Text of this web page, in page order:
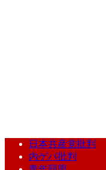
日本共産党批判
内ゲバ批判